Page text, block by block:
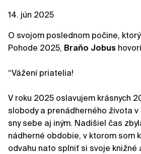
14. jún 2025
O svojom poslednom počine,
Pohode 2025, Braňo Jobus
“Vážení priatelia!
V roku 2025 oslavujem krásnych
slobody a prenádherného života
sny sebe aj iným. Nadišiel čas
nádherné obdobie, v ktorom som
odvahu nato splniť si svoje knižné